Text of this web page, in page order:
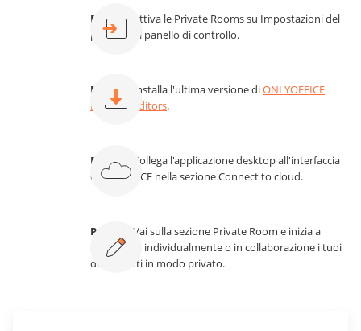
Passo 2.
Attiva le Private Rooms su Impostazioni del
portale nel panello di controllo.
Passo 3. Installa l'ultima versione diONLYOFFICE
Desktop Editors.
Passo 4.
Collega l'applicazione desktop all'interfaccia
ONLYOFFICE nella sezione Connect to cloud.
Passo 5.
Vai sulla sezione Private Room e inizia a
modificare individualmente o in collaborazione i tuoi
documenti in modo privato.